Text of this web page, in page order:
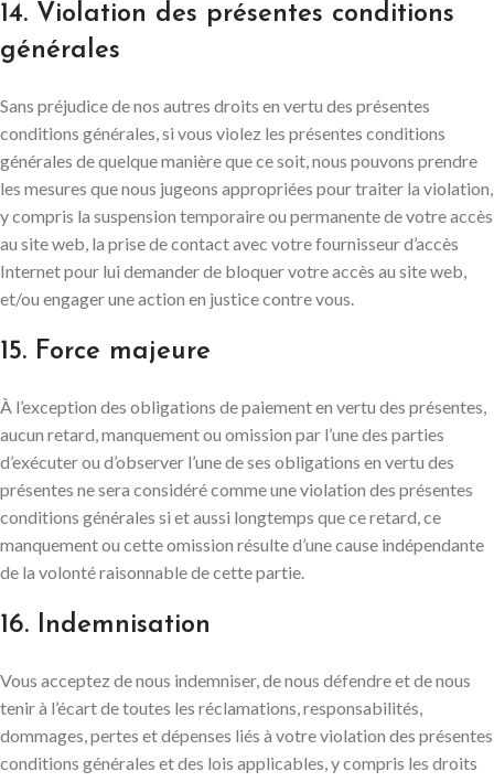
14. Violation des présentes conditions
générales
Sans préjudice de nos autres droits en vertu des présentes
conditions générales, si vous violez les présentes conditions
générales de quelque manière que ce soit, nous pouvons prendre
les mesures que nous jugeons appropriées pour traiter la violation,
y compris la suspension temporaire ou permanente de votre accès
au site web, la prise de contact avec votre fournisseur d’accès
Internet pour lui demander de bloquer votre accès au site web,
et/ou engager une action en justice contre vous.
15. Force majeure
À l’exception des obligations de paiement en vertu des présentes,
aucun retard, manquement ou omission par l’une des parties
d’exécuter ou d’observer l’une de ses obligations en vertu des
présentes ne sera considéré comme une violation des présentes
conditions générales si et aussi longtemps que ce retard, ce
manquement ou cette omission résulte d’une cause indépendante
de la volonté raisonnable de cette partie.
16. Indemnisation
Vous acceptez de nous indemniser, de nous défendre et de nous
tenir à l’écart de toutes les réclamations, responsabilités,
dommages, pertes et dépenses liés à votre violation des présentes
conditions générales et des lois applicables, y compris les droits